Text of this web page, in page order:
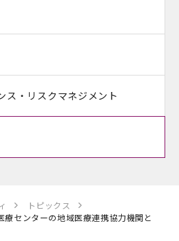
トピックス
療センターの地域医療連携協力機関と
ス・ リスクマネジメント